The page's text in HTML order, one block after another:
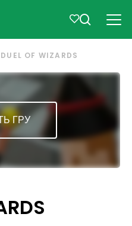
DUEL OF WIZARDS
ГРУ